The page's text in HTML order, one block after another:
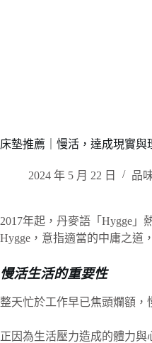
床墊推薦｜慢活，達成現實與
2024 年 5 月 22 日 品
2017年起，丹麥語「Hygge
Hygge，意指適當的中庸之道
慢活生活的重要性
整天忙於工作早已焦頭爛額，
正因為生活壓力造成的體力